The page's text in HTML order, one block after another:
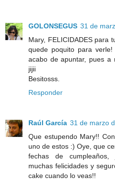
GOLONSEGUS 31 de
Mary, FELICIDADES para
quede poquito para
acabo de apuntar, pues a
jijii
Besitosss.
Responder
Raúl García 31 de marzo
Que estupendo Mary!!
uno de estos :) Oye, que
fechas de
muchas felicidades y
cake cuando lo veas!!